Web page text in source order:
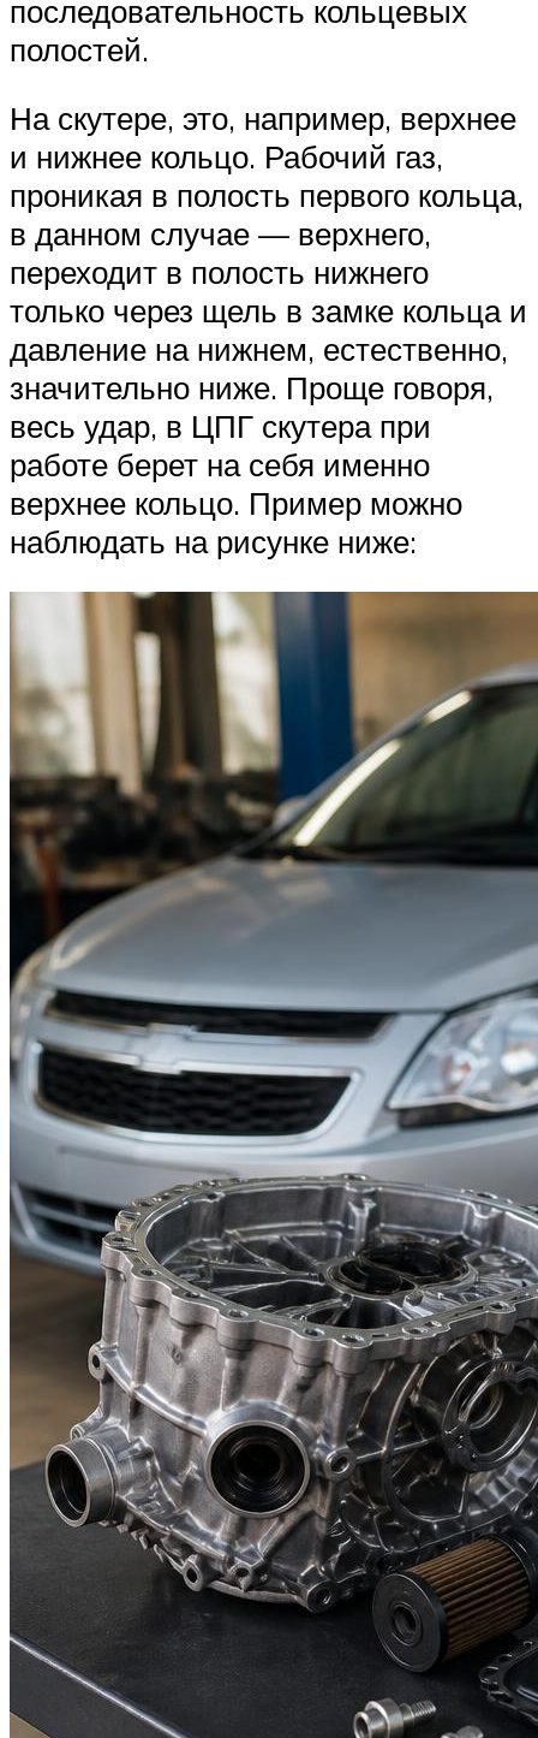
последовательность кольцевых
полостей.
На скутере, это, например, верхнее
и нижнее кольцо. Рабочий газ,
проникая в полость первого кольца,
в данном случае — верхнего,
переходит в полость нижнего
только через щель в замке кольца и
давление на нижнем, естественно,
значительно ниже. Проще говоря,
весь удар, в ЦПГ скутера при
работе берет на себя именно
верхнее кольцо. Пример можно
наблюдать на рисунке ниже: